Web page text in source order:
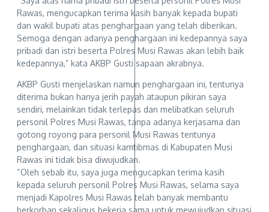
Rawas, mengucapkan terima kasih banyak kepada bupati
dan wakil bupati atas penghargaan yang telah diberikan.
Semoga dengan adanya penghargaan ini kedepannya saya
pribadi dan istri beserta Polres Musi Rawas akan lebih baik
kedepannya,” kata AKBP Gusti sapaan akrabnya.
AKBP Gusti menjelaskan namun penghargaan ini, tentunya
diterima bukan hanya jerih payah ataupun pikiran saya
sendiri, melainkan tidak terlepas dan melibatkan seluruh
personil Polres Musi Rawas, tanpa adanya kerjasama dan
gotong royong para personil Musi Rawas tentunya
penghargaan, dan situasi kamtibmas di Kabupaten Musi
Rawas ini tidak bisa diwujudkan.
“Oleh sebab itu, saya juga mengucapkan terima kasih
kepada seluruh personil Polres Musi Rawas, selama saya
menjadi Kapolres Musi Rawas telah banyak membantu
berkorban sekaligus bekerja sama untuk mewujudkan situasi